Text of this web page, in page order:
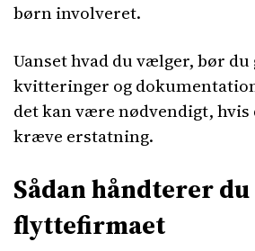
børn involveret.
Uanset hvad du vælger, bør du
kvitteringer og
det kan være nødvendigt, hvis
kræve erstatning.
Sådan håndterer du
flyttefirmaet